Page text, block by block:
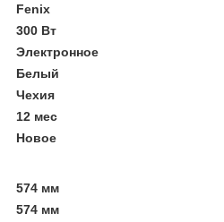
Fenix
300 Вт
Электронное
Белый
Чехия
12 мес
Новое
574 мм
574 мм